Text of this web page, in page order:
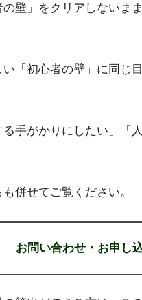
壁」をクリアしない
「初心者の壁」に同じ
手がかりにしたい」
併せてご覧ください。
お問い合わせ・お申し